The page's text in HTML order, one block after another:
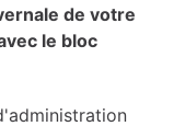
de votre
le bloc